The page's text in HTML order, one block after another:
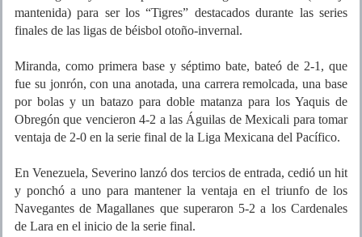
mantenida) para ser los “Tigres” destacados durante las series
finales de las ligas de béisbol otoño-invernal.
Miranda, como primera base y séptimo bate, bateó de 2-1, que
fue su jonrón, con una anotada, una carrera remolcada, una base
por bolas y un batazo para doble matanza para los Yaquis de
Obregón que vencieron 4-2 a las Águilas de Mexicali para tomar
ventaja de 2-0 en la serie final de la Liga Mexicana del Pacífico.
En Venezuela, Severino lanzó dos tercios de entrada, cedió un hit
y ponchó a uno para mantener la ventaja en el triunfo de los
Navegantes de Magallanes que superaron 5-2 a los Cardenales
de Lara en el inicio de la serie final.